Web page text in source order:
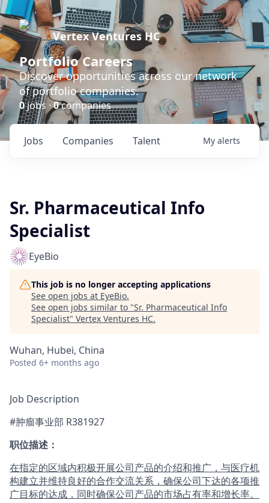
Vertex Ventures HC
Portfolio Careers
Discover opportunities across our network
of portfolio companies.
0jobs ·0companies
Jobs Companies Talent My alerts
Sr. Pharmaceutical Info
Specialist
EyeBio
This job is no longer accepting applications
See open jobs at EyeBio.
See open jobs similar to "Sr. Pharmaceutical Info
Specialist" Vertex Ventures HC.
Wuhan, Hubei, China
Posted 6+ months ago
Job Description
#肿瘤事业部 R381927
职位描述：
在指定的区域内积极开展公司产品的介绍和推广，与医疗机
构建立并维持良好的合作交流关系，确保公司下达的各项推
广目标的达成，同时确保公司产品的市场占有率和增长率。